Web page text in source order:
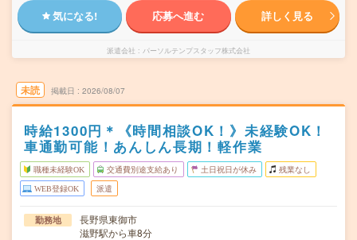
気になる! 応募へ進む 詳しく見る
派遣会社 パーソルテンプスタッフ株式会社
未読 掲載日 2026/08/07
時給1300円＊《時間相談OK！》未経験OK！
車通勤可能！あんしん長期！軽作業
職種未経験OK 交通費別途支給あり 土日祝日が休み 残業なし
WEB登録OK 派遣
勤務地
長野県東御市
滋野駅から車8分